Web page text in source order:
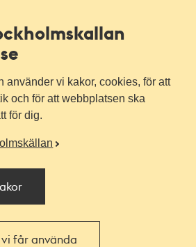
använder vi kakor, cookies, för att
och för att webbplatsen ska
för dig.
får använda